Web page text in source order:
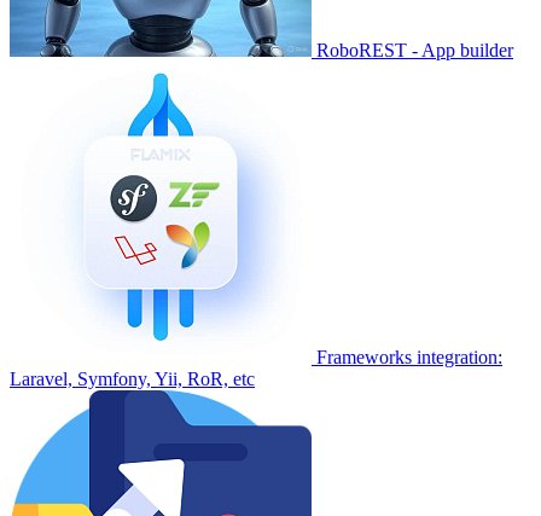
RoboREST - App builder
Frameworks integration:
Laravel, Symfony, Yii, RoR, etc